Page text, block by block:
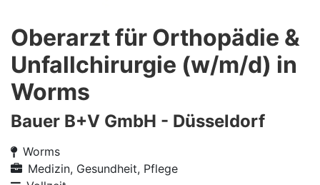
Oberarzt für Orthopädie &
Unfallchirurgie (w/m/d) in
Worms
Bauer B+V GmbH - Düsseldorf
Worms
Medizin, Gesundheit, Pflege